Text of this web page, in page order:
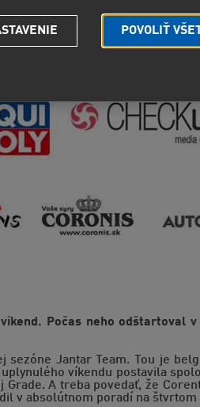
Počas neho odštartoval
Jantar Team. Tou je
víkendu postavila
A treba povedať, že
v absolútnom poradí na
POVOLIŤ